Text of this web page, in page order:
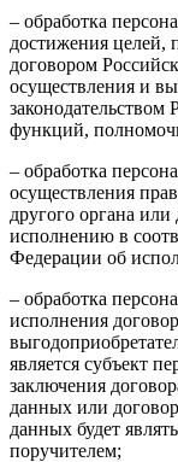
– обработка
достижения
договором
осуществления и
законодательством
функций,
– обработка
осуществления
другого органа
исполнению в
Федерации об
– обработка
исполнения
является субъект
заключения
данных или
данных будет
поручителем;